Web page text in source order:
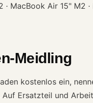
MacBook Air 15" M2
Meidling
kostenlos ein,
Ersatzteil und